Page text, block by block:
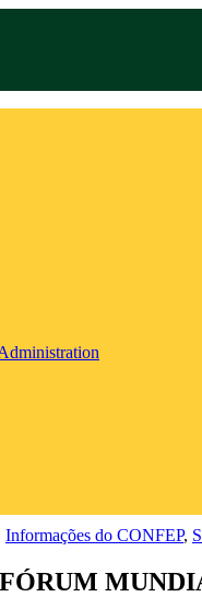
Informações do CONFEP,
FÓRUM